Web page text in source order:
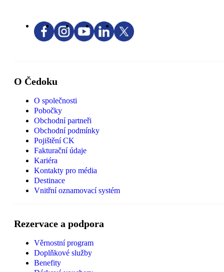
O Čedoku
O společnosti
Pobočky
Obchodní partneři
Obchodní podmínky
Pojištění CK
Fakturační údaje
Kariéra
Kontakty pro média
Destinace
Vnitřní oznamovací systém
Rezervace a podpora
Věrnostní program
Doplňkové služby
Benefity